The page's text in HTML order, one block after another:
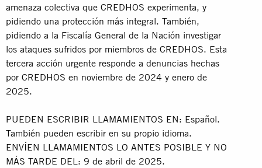
amenaza colectiva que CREDHOS experimenta, y
pidiendo una protección más integral. También,
pidiendo a la Fiscalía General de la Nación investigar
los ataques sufridos por miembros de CREDHOS. Esta
tercera acción urgente responde a denuncias hechas
por CREDHOS en noviembre de 2024 y enero de
2025.
PUEDEN ESCRIBIR LLAMAMIENTOS EN: Español.
También pueden escribir en su propio idioma.
ENVÍEN LLAMAMIENTOS LO ANTES POSIBLE Y NO
MÁS TARDE DEL: 9 de abril de 2025.